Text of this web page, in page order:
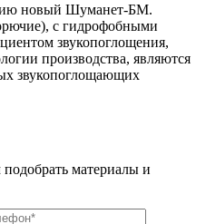
новый Шуманет-БМ.
с гидрофобными
звукопоглощения,
производства, являются
звукопоглощающих
материалы и